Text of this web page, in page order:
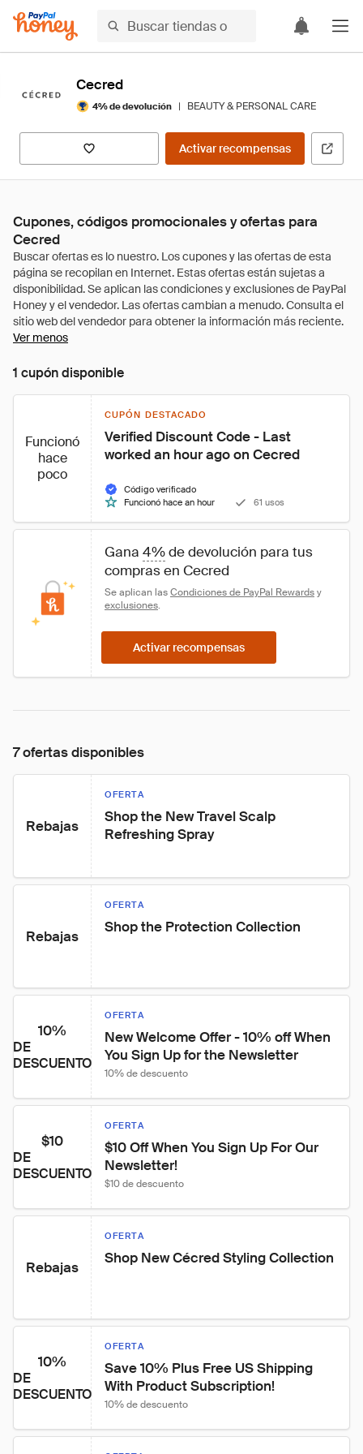
Cecred
4% de devolución | BEAUTY & PERSONAL CARE
Activar recompensas
Cupones, códigos promocionales y ofertas para
Cecred
Ver menos
1 cupón disponible
Funcionó
hace
poco
CUPÓN DESTACADO
Verified Discount Code - Last
worked an hour ago on Cecred
Código verificado
Funcionó hace an hour
61 usos
Gana 4% de devolución para tus
compras en Cecred
Se aplican las Condiciones de PayPal Rewards y
exclusiones.
Activar recompensas
7 ofertas disponibles
Rebajas
OFERTA
Shop the New Travel Scalp
Refreshing Spray
Rebajas
OFERTA
Shop the Protection Collection
10%
DE
DESCUENTO
OFERTA
New Welcome Offer - 10% off When
You Sign Up for the Newsletter
10% de descuento
$10
DE
DESCUENTO
OFERTA
$10 Off When You Sign Up For Our
Newsletter!
$10 de descuento
Rebajas
OFERTA
Shop New Cécred Styling Collection
10%
DE
DESCUENTO
OFERTA
Save 10% Plus Free US Shipping
With Product Subscription!
10% de descuento